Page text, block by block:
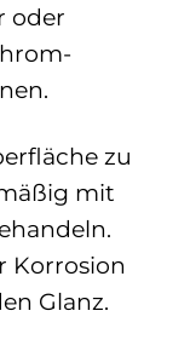
oder
zu
mit
Korrosion
Glanz.